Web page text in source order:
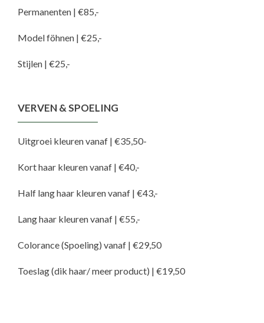
Permanenten | €85,-
Model föhnen | €25,-
Stijlen | €25,-
VERVEN & SPOELING
Uitgroei kleuren vanaf | €35,50-
Kort haar kleuren vanaf | €40,-
Half lang haar kleuren vanaf | €43,-
Lang haar kleuren vanaf | €55,-
Colorance (Spoeling) vanaf | €29,50
Toeslag (dik haar/ meer product) | €19,50